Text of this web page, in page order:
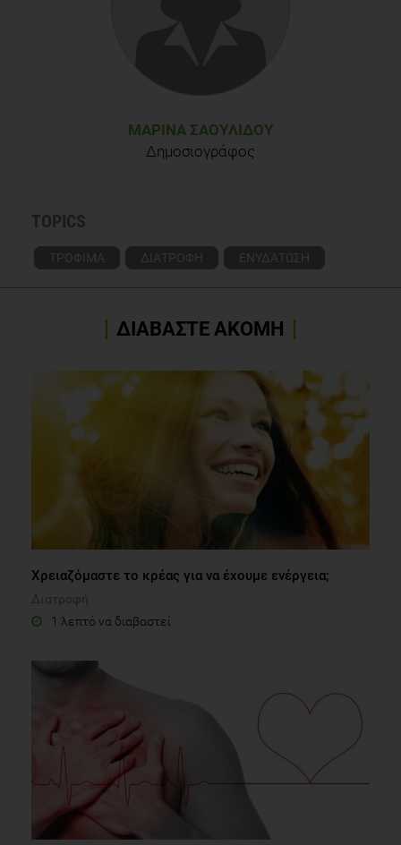
ΜΑΡΊΝΑ ΣΑΟΥΛΊΔΟΥ
Δημοσιογράφος
TOPICS
ΤΡΟΦΙΜΑ ΔΙΑΤΡΟΦΗ ΕΝΥΔΑΤΩΣΗ
ΔΙΑΒΑΣΤΕ ΑΚΟΜΗ
Χρειαζόμαστε το κρέας για να έχουμε ενέργεια;
Διατροφή
1 λεπτό να διαβαστεί